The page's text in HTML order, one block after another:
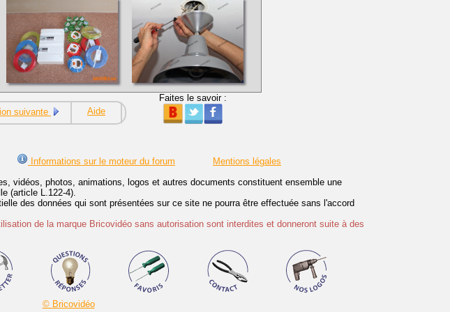
suivante Aide
Faites le savoir :
Informations sur le moteur du forum
Mentions légales
vidéos, photos, animations, logos et autres documents constituent ensemble une
(article L.122-4).
des données qui sont présentées sur ce site ne pourra être effectuée sans l'accord
de la marque Bricovidéo sans autorisation sont interdites et donneront suite à des
© Bricovidéo